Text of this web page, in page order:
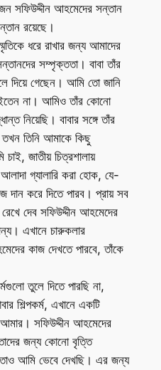
সফিউদ্দীন আহমেদের সন্তান
রয়েছে।
ধরে রাখার জন্য আমাদের
সম্পৃক্ততা। বাবা তাঁর
দিয়ে গেছেন। আমি তো জানি
না। আমিও তাঁর কোনো
নিয়েছি। বাবার সঙ্গে তাঁর
তিনি আমাকে কিছু
চাই, জাতীয় চিত্রশালায়
গ্যালারি করা হোক, যে-
দান করে দিতে পারব। প্রায় সব
দেব সফিউদ্দীন আহমেদের
এখানে চারুকলার
কাজ দেখতে পারবে, তাঁকে
তুলে দিতে পারছি না,
শিল্পকর্ম, এখানে একটি
সফিউদ্দীন আহমেদের
তাদের জন্য কোনো বৃত্তি
তাও আমি ভেবে দেখছি। এর জন্য